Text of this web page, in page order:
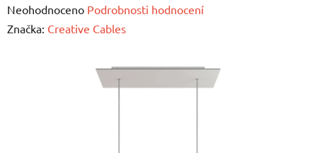
Průměrné
hodnocení
Neohodnoceno Podrobnosti hodnocení
Značka: Creative Cables